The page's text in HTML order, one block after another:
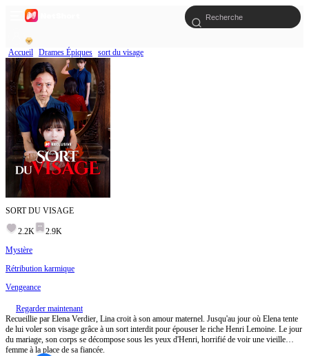
Accueil Drames Épiques sort du visage
SORT DU VISAGE
2.2K
2.9K
Mystère
Rétribution karmique
Vengeance
Regarder maintenant
Recueillie par Elena Verdier, Lina croit à son amour maternel. Jusqu'au jour où Elena tente
de lui voler son visage grâce à un sort interdit pour épouser le riche Henri Lemoine. Le jour
du mariage, son corps se décompose sous les yeux d'Henri, horrifié de voir une vieille
femme à la place de sa fiancée.